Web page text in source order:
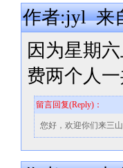
作者:jyl 来
因为星期
费两个人
留言回复(Reply)：
您好，欢迎你们来三